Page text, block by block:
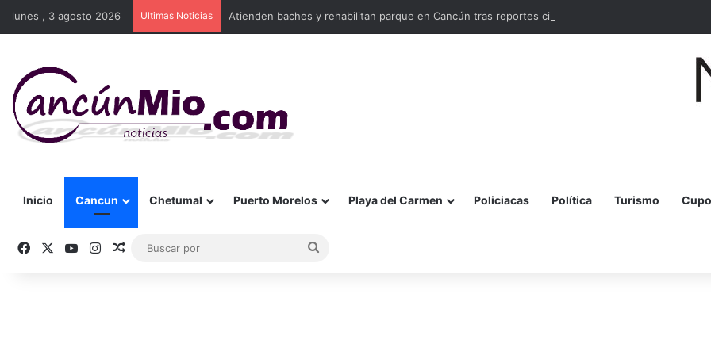
lunes , 3 agosto 2026 Ultimas Noticias Atienden baches y rehabilitan parque en Cancún tras reportes ciudadanos
Inicio Cancun Chetumal Puerto Morelos Playa del Carmen Policiacas Política Turismo
FacebookYouTubeInstagram
Publicación al azar